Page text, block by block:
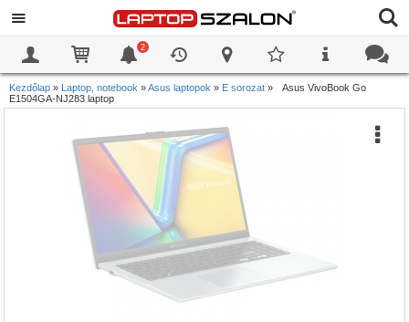
2
Kezdőlap » Laptop, notebook »Asus laptopok » E sorozat »
Asus VivoBook Go
E1504GA-NJ283 laptop
0
0